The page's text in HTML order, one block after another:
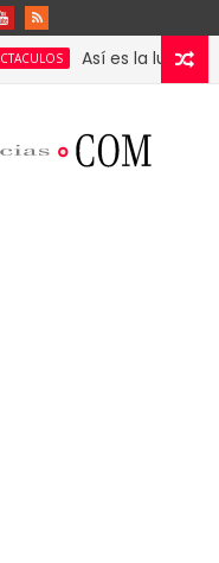
Así es la lujosa mansión